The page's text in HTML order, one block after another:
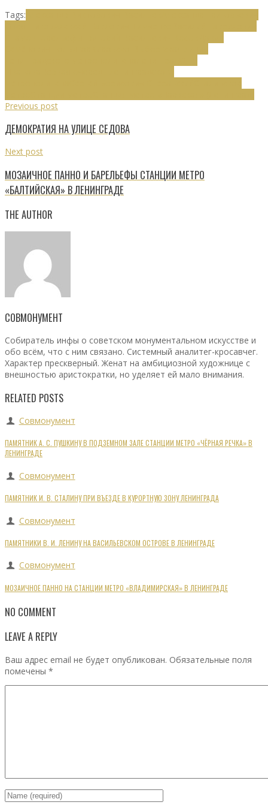
Tags:
Previous post
ДЕМОКРАТИЯ НА УЛИЦЕ СЕДОВА
Next post
МОЗАИЧНОЕ ПАННО И БАРЕЛЬЕФЫ СТАНЦИИ МЕТРО
«БАЛТИЙСКАЯ» В ЛЕНИНГРАДЕ
THE AUTHOR
СОВМОНУМЕНТ
Собиратель инфы о советском монументальном искусстве и
обо всём, что с ним связано. Системный аналитег-кросавчег.
Характер прескверный. Женат на амбициозной художнице с
внешностью аристократки, но уделяет ей мало внимания.
RELATED POSTS
Совмонумент
ПАМЯТНИК А. С. ПУШКИНУ В ПОДЗЕМНОМ ЗАЛЕ СТАНЦИИ МЕТРО «ЧЁРНАЯ РЕЧКА» В
ЛЕНИНГРАДЕ
Совмонумент
ПАМЯТНИК И. В. СТАЛИНУ ПРИ ВЪЕЗДЕ В КУРОРТНУЮ ЗОНУ ЛЕНИНГРАДА
Совмонумент
ПАМЯТНИКИ В. И. ЛЕНИНУ НА ВАСИЛЬЕВСКОМ ОСТРОВЕ В ЛЕНИНГРАДЕ
Совмонумент
МОЗАИЧНОЕ ПАННО НА СТАНЦИИ МЕТРО «ВЛАДИМИРСКАЯ» В ЛЕНИНГРАДЕ
NO COMMENT
LEAVE A REPLY
Ваш адрес email не будет опубликован. Обязательные поля
помечены *